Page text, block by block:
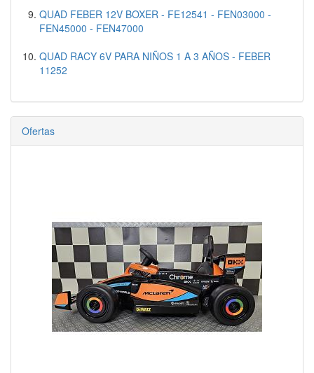
QUAD FEBER 12V BOXER - FE12541 - FEN03000 -
FEN45000 - FEN47000
QUAD RACY 6V PARA NIÑOS 1 A 3 AÑOS - FEBER
11252
Ofertas